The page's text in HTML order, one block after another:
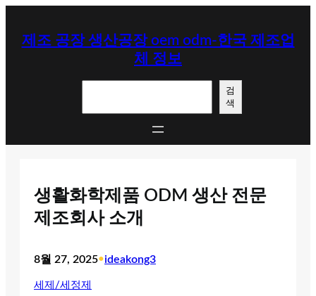
제조 공장 생산공장 oem odm-한국 제조업
체 정보
검
색
생활화학제품 ODM 생산 전문
제조회사 소개
8월 27, 2025•ideakong3
세제/세정제